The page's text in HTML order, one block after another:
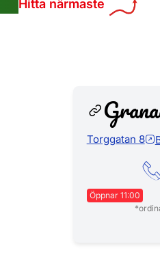
Hitta närmaste
Torggatan 8
Öppnar 11:00